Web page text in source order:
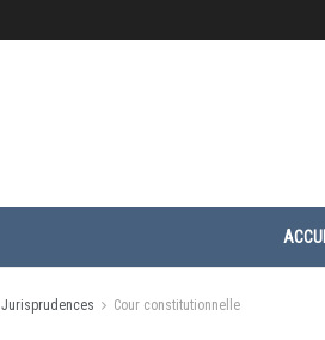
Jurisprudences Cour constitutionnelle